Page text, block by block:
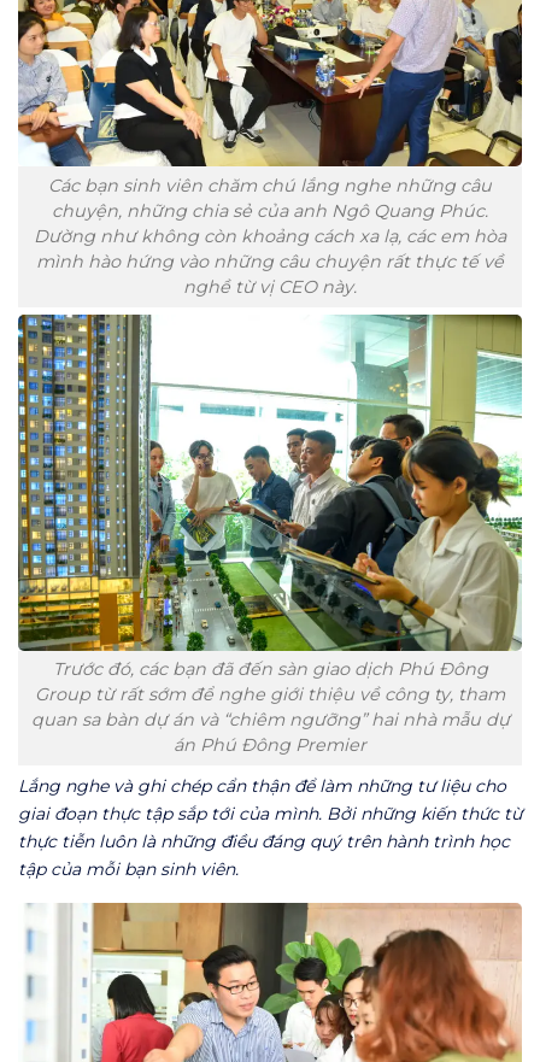
Các bạn sinh viên chăm chú lắng nghe những câu
chuyện, những chia sẻ của anh Ngô Quang Phúc.
Dường như không còn khoảng cách xa lạ, các em hòa
mình hào hứng vào những câu chuyện rất thực tế về
nghề từ vị CEO này.
Trước đó, các bạn đã đến sàn giao dịch Phú Đông
Group từ rất sớm để nghe giới thiệu về công ty, tham
quan sa bàn dự án và “chiêm ngưỡng” hai nhà mẫu dự
án Phú Đông Premier
Lắng nghe và ghi chép cẩn thận để làm những tư liệu cho
giai đoạn thực tập sắp tới của mình. Bởi những kiến thức từ
thực tiễn luôn là những điều đáng quý trên hành trình học
tập của mỗi bạn sinh viên.